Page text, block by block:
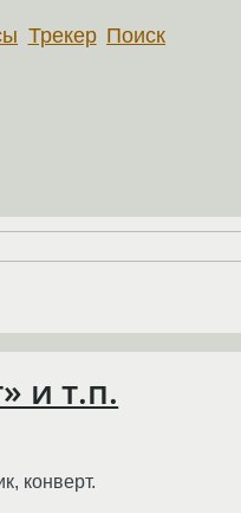
Трекер Поиск
и т.п.
конверт.